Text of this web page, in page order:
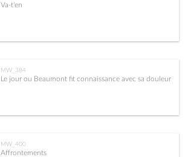
Va-t'en
MW_384
Le jour ou Beaumont fit connaissance avec sa douleur
MW_400
Affrontements